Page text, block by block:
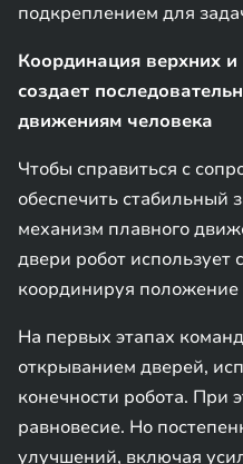
подкреплением для
Координация верхних
создает
движениям человека
Чтобы справиться с
обеспечить стабильный
механизм плавного
двери робот использует
координируя положение
На первых этапах
открыванием дверей,
конечности робота. При
равновесие. Но
улучшений, включая